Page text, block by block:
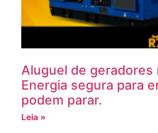
Aluguel de geradores
Energia segura para
podem parar.
Leia »